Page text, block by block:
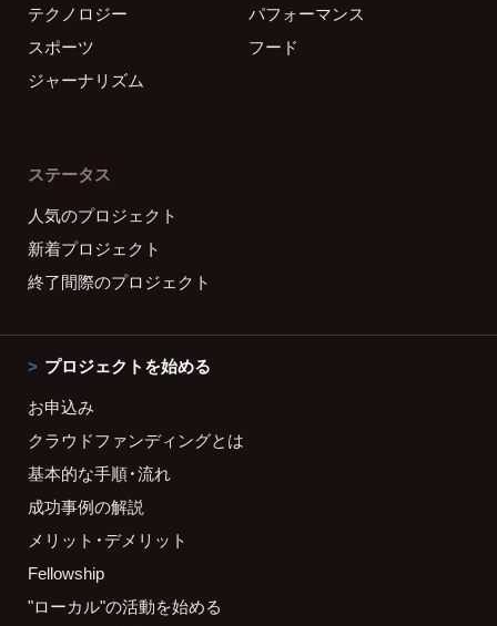
テクノロジー
パフォーマンス
スポーツ
フード
ジャーナリズム
ステータス
人気のプロジェクト
新着プロジェクト
終了間際のプロジェクト
プロジェクトを始める
お申込み
クラウドファンディングとは
基本的な手順・流れ
成功事例の解説
メリット・デメリット
Fellowship
"ローカル"の活動を始める